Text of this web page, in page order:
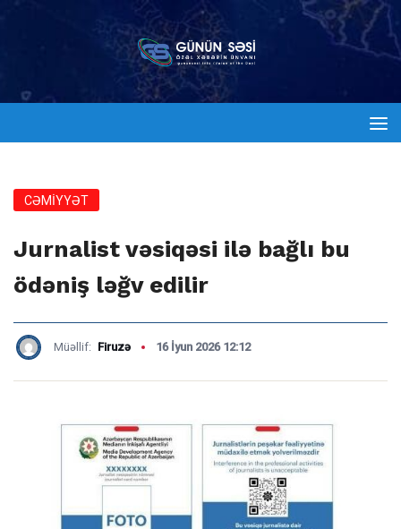
CƏMİYYƏT
Jurnalist vəsiqəsi ilə bağlı bu
ödəniş ləğv edilir
Müəllif: Firuzə 16 İyun 2026 12:12